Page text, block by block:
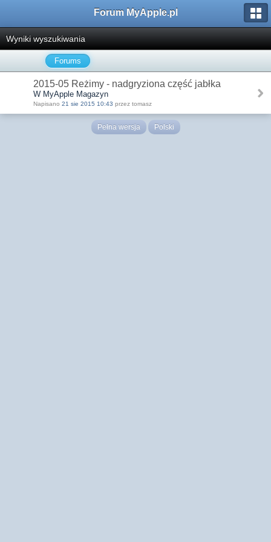
Forum MyApple.pl
Wyniki wyszukiwania
Forums
2015-05 Reżimy - nadgryziona część jabłka
W MyApple Magazyn
Napisano 21 sie 2015 10:43 przez tomasz
Pełna wersja Polski